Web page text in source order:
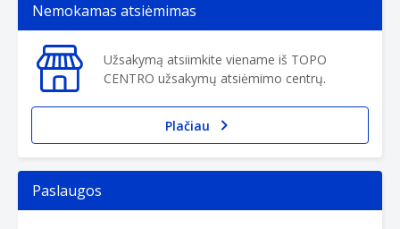
Nemokamas atsiėmimas
Užsakymą atsiimkite viename iš TOPO
CENTRO užsakymų atsiėmimo centrų.
Plačiau
Paslaugos